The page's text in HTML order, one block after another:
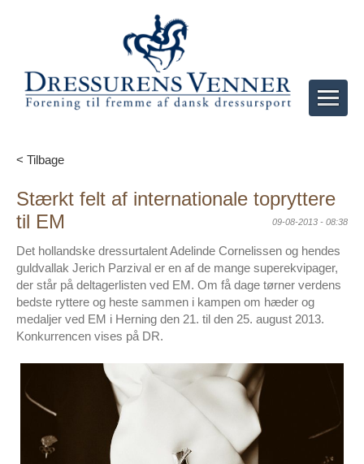
< Tilbage
Stærkt felt af internationale topryttere
til EM
09-08-2013 - 08:38
Det hollandske dressurtalent Adelinde Cornelissen og hendes
guldvallak Jerich Parzival er en af de mange superekvipager,
der står på deltagerlisten ved EM. Om få dage tørner verdens
bedste ryttere og heste sammen i kampen om hæder og
medaljer ved EM i Herning den 21. til den 25. august 2013.
Konkurrencen vises på DR.